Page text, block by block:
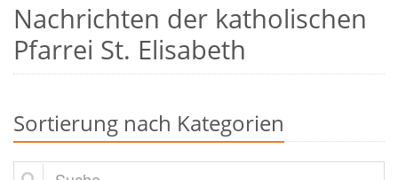
Nachrichten der katholischen
Pfarrei St. Elisabeth
Sortierung nach Kategorien
Suche